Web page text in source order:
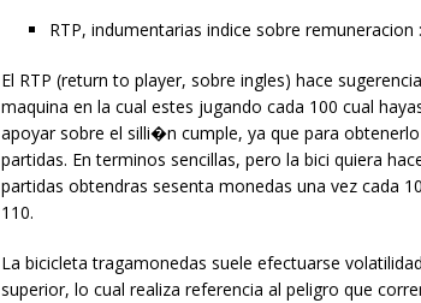
RTP, indumentarias indice sobre remuneracion :
El RTP (return to player, sobre ingles) hace
maquina en la cual estes jugando cada 100 cual
apoyar sobre el silli�n cumple, ya que para
partidas. En terminos sencillas, pero la bici quiera
partidas obtendras sesenta monedas una vez cada
110.
La bicicleta tragamonedas suele efectuarse
superior, lo cual realiza referencia al peligro que